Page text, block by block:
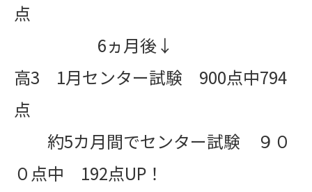
点
6ヵ月後↓
高3 1月センター試験 900点中794
点
約5カ月間でセンター試験 ９０
０点中 192点UP！